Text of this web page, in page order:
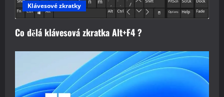
Klávesové zkratky
Co dělá klávesová zkratka Alt+F4 ?